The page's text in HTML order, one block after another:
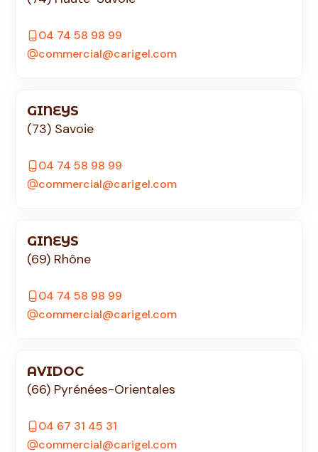
04 74 58 98 99
commercial@carigel.com
GINEYS
(73) Savoie
04 74 58 98 99
commercial@carigel.com
GINEYS
(69) Rhône
04 74 58 98 99
commercial@carigel.com
AVIDOC
(66) Pyrénées-Orientales
04 67 31 45 31
commercial@carigel.com